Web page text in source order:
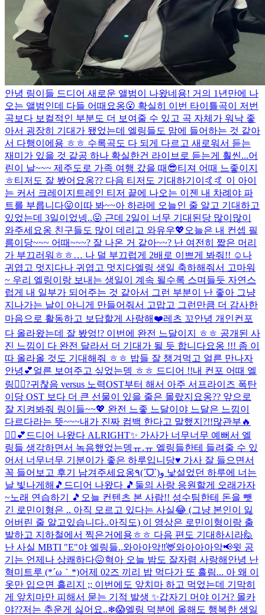
안녕 링이들 드디어 새로운 앨범이 나왔네용! 거의 1년만에 나
오는 앨범인데 다들 어때요옹😮 확실히 이번 타이틀곡이 저번
곡보다 보컬적인 부분도 더 보여줄 수 있고 곡 자체가 워낙 좋
아서 굉장히 기대가 됐었는데 엘링들도 맘에 들어하는 것 같아
서 다행이에용 ㅎㅎ 수록곡도 다 되게 다르고 새로워서 듣는
재미가 있을 것 같공 하나 확실한건 라이브로 듣는게 훨씬...어
린이 날~~~ 제주도로 가족 여행 갔을 때😎티져 어때 느좋이지
ㅎ티저도 잘 봤어요옹?? 다음 티저도 기대하기이🤙🤙 이 아이
는 커서 크레이지트레인 티저 끝에 나오는 이젠 내 차례야 파
트를 부릅니다😛이따 봐~~아 하라메 오늘인 줄 알고 기대하고
있었는데 3일이었넹..😛 근데 2일이 너무 기대된당 많이많이
와주세요옹 친구들도 많이 데리고 와유우💖 오늘은 내 컨셉 필
름이당~~~ 어때~~~? 잘 나온 거 같아~~? 난 여전히 짧은 머리
가 부끄러워ㅎㅎ… 나 덜 부끄럽게 2배로 이쁘게 봐줘!! ☺️ 나
귀엽고 멋지다나 귀엽고 멋지다엘링 생일 축하해줘서 고마워
~ 우리 엘링이랑 보내는 생일이 계속 될수록 스며들듯 자연스
럽게 내 일부가 되어주는 것 같아서 그런 부분이 난 좋아 그냥
지나가는 날이 아니게 만들어줘서 고맙고 그런만큼 더 감사한
마음으로 활동하고 보답할게 사랑해❤️레츠 꼬안녕 개인컨포
다 올라왔는데 잘 봤엉!? 이번에 완전 느달이지 ㅎㅎ 공개된 사
진 느낌이 다 완전 달라서 더 기대가 될 듯 합니다요옹 !!! 좀 이
따 올라올 것도 기대해줘 ㅎㅎ 밥들 잘 챙겨먹고 얼른 만나자
안녕💕얼른 보여주고 싶었는뎅 ㅎㅎ 드디어 !!내 컨포 어때 엘
링❤️‍🔥?귀찮음 versus 노력OST부터 해서 아주 서프라이즈 폭탄
이당 OST 보다 더 큰 선물이 있을 줄은 몰랐지요옹?? 앞으로
잘 지켜봐줘 링이들~~💖 완전 느좋 느달이야 느달은 느낌이
다르다라는 뜻~~~내가 진짜 컴백 한다고 말했지?!!많관부🔥
✊🏻💕 드디어 나왔다 ALRIGHT✨ 가사가 너무너무 예뻐서 엘
링들 생각하면서 녹음했었는뎅ㅠ.ㅠ 엘링들한테 들려줄 수 있
어서 너무너무 기분이가 좋은 하루입니당♥ 가사 잘 들으면서
꼭 들어보고 후기 남겨주세요옹٩(ˊᗜˋ)و 낯설었던 하루에 너는
날 빛나게해🎵 드디어 나왔다 🎵 둘의 사랑 응원할게 오래가자
~노래 연습하기 🎵 오늘 컨텐츠 본 사람!! 성수팀한테 돈을 뺏
긴 로민이형은 .. 아직 모르고 있다는 사실😂 (그냥 본인이 잃
어버린 줄 알고있습니다..아직도) 이 영상은 로민이형이랑 출
발하고 지하철에서 찍은거에용ㅎㅎ 다음 편도 기대하시라🙋
난 사실 MBTI "E"야 엘링들..와아아악‼️🦌와아아아악📢윗 공
기는 언제나 상쾌하다😖혁아 오늘 밤도 잘자렴 사랑해 안녕 난
혁미트루 (*´ω｀*)어제 02즈 끼리 밥 먹다가 또 흘림... 아 왜 이
옷만 입으면 흘리지 ;; 이번에도 앞치마 하고 먹었는데 기막히
게 앞치마만 피해서 묻는 기적 발생 ✨갑자기 머야 이거? 몰카
야??저는 추운게 싫어요..❄😱엘링 덕분에 올해도 행복한 생일